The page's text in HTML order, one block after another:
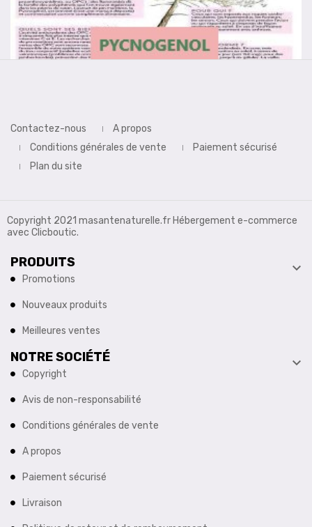
Contactez-nous
A propos
Conditions générales de vente
Paiement sécurisé
Plan du site
Copyright 2021 masantenaturelle.fr Hébergement e-commerce
avec Clicboutic.
PRODUITS 
Promotions
Nouveaux produits
Meilleures ventes
NOTRE SOCIÉTÉ 
Copyright
Avis de non-responsabilité
Conditions générales de vente
A propos
Paiement sécurisé
Livraison